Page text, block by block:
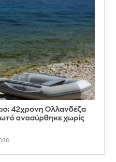
42χρονη Ολλανδέζα
ανασύρθηκε χωρίς